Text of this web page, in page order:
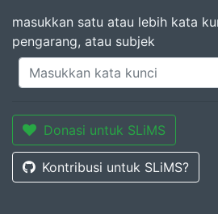
masukkan satu atau lebih kata
pengarang, atau subjek
Donasi untuk SLiMS
Kontribusi untuk SLiMS?